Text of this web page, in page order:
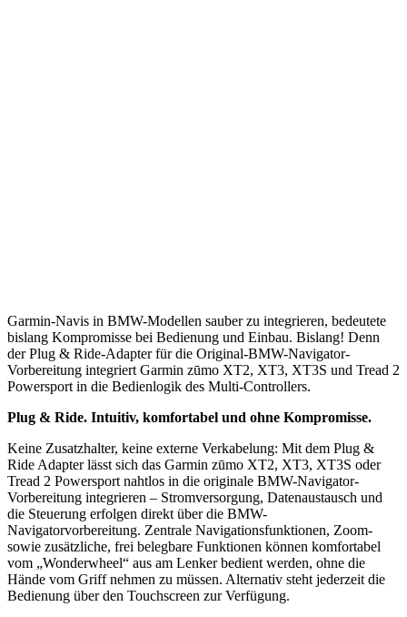
Garmin-Navis in BMW-Modellen sauber zu integrieren, bedeutete
bislang Kompromisse bei Bedienung und Einbau. Bislang! Denn
der Plug & Ride-Adapter für die Original-BMW-Navigator-
Vorbereitung integriert Garmin zūmo XT2, XT3, XT3S und Tread 2
Powersport in die Bedienlogik des Multi-Controllers.
Plug & Ride. Intuitiv, komfortabel und ohne Kompromisse.
Keine Zusatzhalter, keine externe Verkabelung: Mit dem Plug &
Ride Adapter lässt sich das Garmin zūmo XT2, XT3, XT3S oder
Tread 2 Powersport nahtlos in die originale BMW-Navigator-
Vorbereitung integrieren – Stromversorgung, Datenaustausch und
die Steuerung erfolgen direkt über die BMW-
Navigatorvorbereitung. Zentrale Navigationsfunktionen, Zoom-
sowie zusätzliche, frei belegbare Funktionen können komfortabel
vom „Wonderwheel“ aus am Lenker bedient werden, ohne die
Hände vom Griff nehmen zu müssen. Alternativ steht jederzeit die
Bedienung über den Touchscreen zur Verfügung.